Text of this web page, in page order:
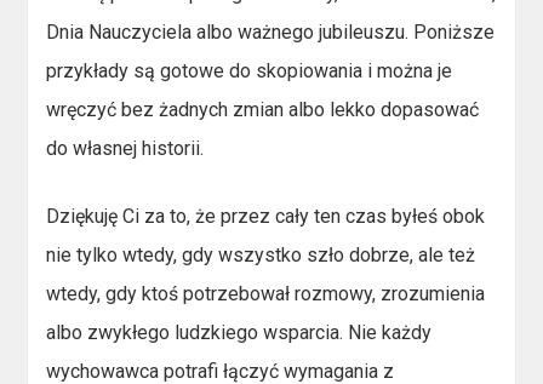
Dnia Nauczyciela albo ważnego jubileuszu. Poniższe
przykłady są gotowe do skopiowania i można je
wręczyć bez żadnych zmian albo lekko dopasować
do własnej historii.
Dziękuję Ci za to, że przez cały ten czas byłeś obok
nie tylko wtedy, gdy wszystko szło dobrze, ale też
wtedy, gdy ktoś potrzebował rozmowy, zrozumienia
albo zwykłego ludzkiego wsparcia. Nie każdy
wychowawca potrafi łączyć wymagania z